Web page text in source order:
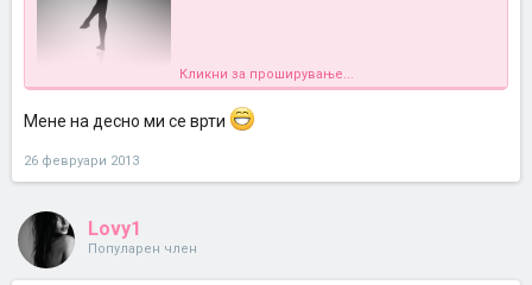
Гледајте во нозете на девојката,и ќе видите дека се врти и на
Кликни за проширување...
Мене на десно ми се врти
26 февруари 2013
Lovy1
Популарен член